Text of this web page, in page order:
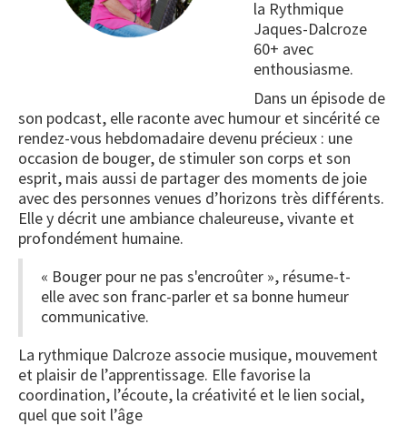
la Rythmique
Jaques-Dalcroze
60+ avec
enthousiasme.
Dans un épisode de
son podcast, elle raconte avec humour et sincérité ce
rendez-vous hebdomadaire devenu précieux : une
occasion de bouger, de stimuler son corps et son
esprit, mais aussi de partager des moments de joie
avec des personnes venues d’horizons très différents.
Elle y décrit une ambiance chaleureuse, vivante et
profondément humaine.
« Bouger pour ne pas s'encroûter », résume-t-
elle avec son franc-parler et sa bonne humeur
communicative.
La rythmique Dalcroze associe musique, mouvement
et plaisir de l’apprentissage. Elle favorise la
coordination, l’écoute, la créativité et le lien social,
quel que soit l’âge